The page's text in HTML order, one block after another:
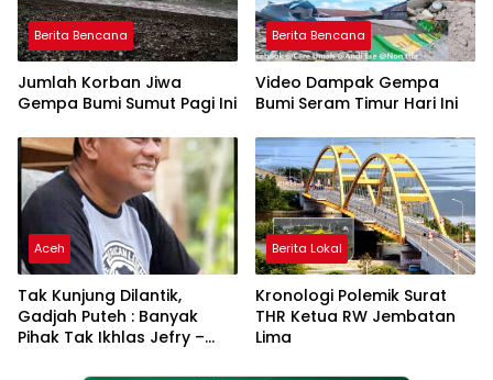
Berita Bencana
Jumlah Korban Jiwa
Gempa Bumi Sumut Pagi Ini
Berita Bencana
Video Dampak Gempa
Bumi Seram Timur Hari Ini
Aceh
Tak Kunjung Dilantik,
Gadjah Puteh : Banyak
Pihak Tak Ikhlas Jefry –
Berita Lokal
Kronologi Polemik Surat
THR Ketua RW Jembatan
Lima